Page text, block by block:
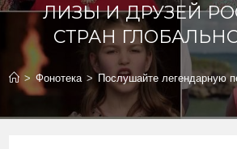
ЛИЗЫ И ДРУЗЕЙ
СТРАН
> Фонотека > Послушайте легендарную